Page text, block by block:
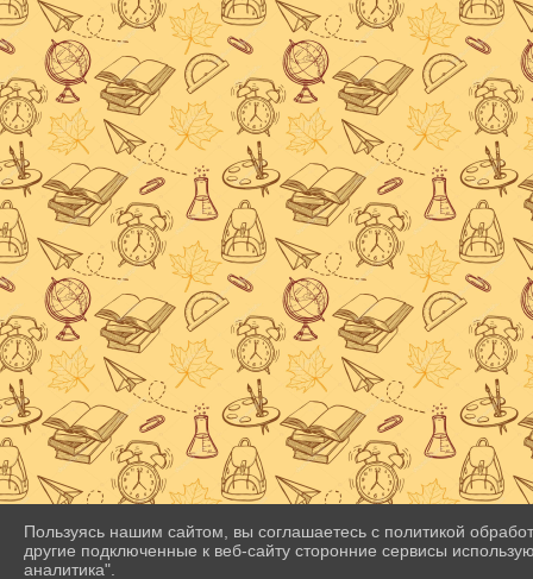
Пользуясь нашим сайтом, вы соглашаетесь с политикой
другие подключенные к веб-сайту сторонние сервисы
аналитика".